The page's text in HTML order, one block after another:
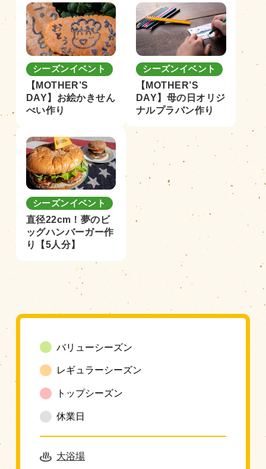
シーズンイベント
【MOTHER’S
DAY】お絵かきせん
べい作り
シーズンイベント
【MOTHER’S
DAY】母の日オリジ
ナルプラバン作り
シーズンイベント
直径22cm！夢のビ
ッグハンバーガー作
り【5人分】
バリューシーズン
レギュラーシーズン
トップシーズン
休業日
大浴場